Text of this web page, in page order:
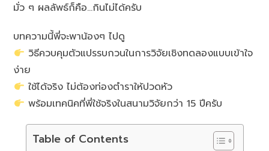
มั่ว ๆ ผลลัพธ์ก็คือ…กินไม่ได้ครับ
บทความนี้พี่จะพาน้องๆ ไปดู
วิธีควบคุมตัวแปรรบกวนในการวิจัยเชิงทดลองแบบเข้าใจ
ง่าย
ใช้ได้จริง ไม่ต้องท่องตำราให้ปวดหัว
พร้อมเทคนิคที่พี่ใช้จริงในสนามวิจัยกว่า 15 ปีครับ
Table of Contents